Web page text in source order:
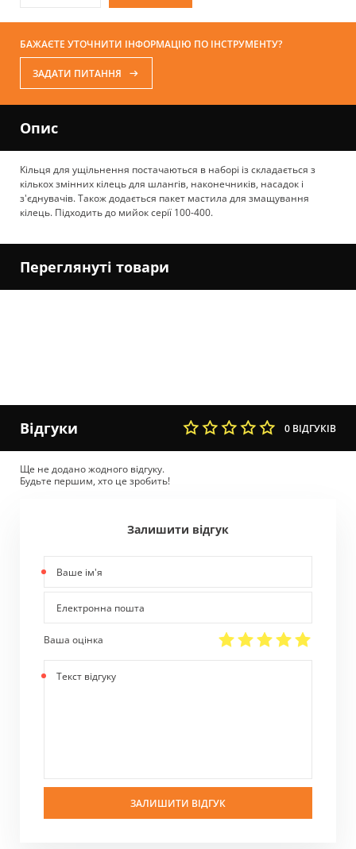
БАЖАЄТЕ УТОЧНИТИ ІНФОРМАЦІЮ ПО ІНСТРУМЕНТУ?
ЗАДАТИ ПИТАННЯ
Опис
Кільця для ущільнення постачаються в наборі із складається з
кількох змінних кілець для шлангів, наконечників, насадок і
з'єднувачів. Також додається пакет мастила для змащування
кілець. Підходить до мийок серії 100-400.
Переглянуті товари
Відгуки 0 ВІДГУКІВ
Ще не додано жодного відгуку.
Будьте першим, хто це зробить!
Залишити відгук
ім'я
пошта
Ваша оцінка
відгуку
ЗАЛИШИТИ ВІДГУК